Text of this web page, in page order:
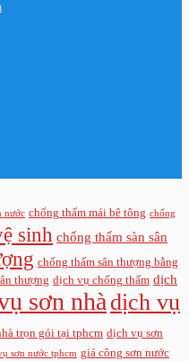
nước chống thấm mái bê tông chống
sinh chống thấm sàn sân
chống thấm sân thượng bằng
thượng dịch vụ chống thấm dịch
sơn nhà dịch vụ
trọn gói tại tphcm dịch vụ sơn
sơn nước tphcm giá công sơn nước